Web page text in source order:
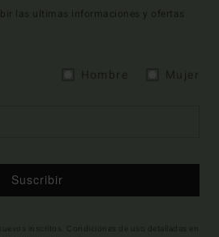
las ultimas informaciones y ofertas
Suscribir